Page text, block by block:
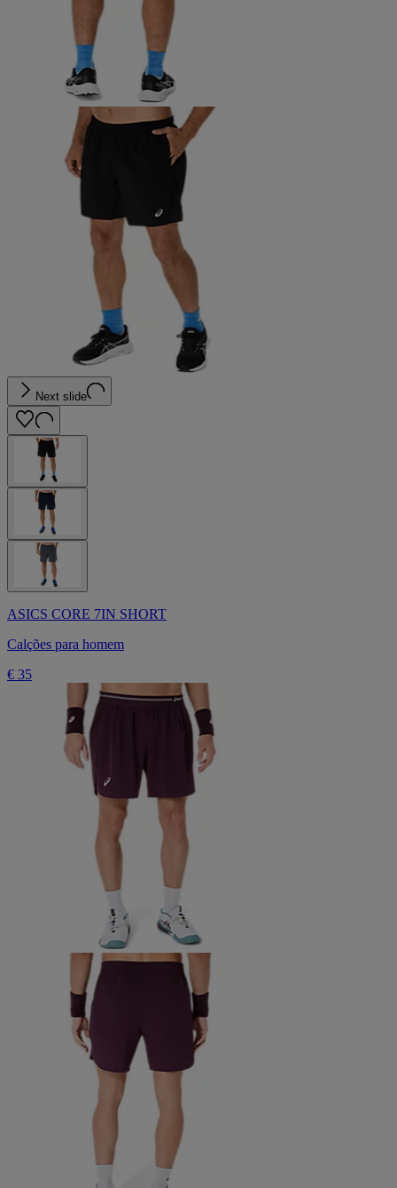
Next slide
ASICS CORE 7IN SHORT
Calções para homem
€ 35